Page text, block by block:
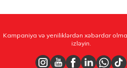
Kampaniya və yeniliklərdən xəbərdar
izləyin.